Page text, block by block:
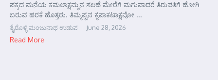
ಪಕ್ಕದ ಮನೆಯ ಕಮಲಾಕ್ಷಮ್ಮನ ಸಲಹೆ ಮೇರೆಗೆ ಮಗುವಾದರೆ ತಿರುಪತಿಗೆ ಹೋಗಿ
ಬರುವ ಹರಕೆ ಹೊತ್ತರು. ತಿಮ್ಮಪ್ಪನ ಕೃಪಾಕಟಾಕ್ಷವೋ ...
ತೈರೊಳ್ಳಿ ಮಂಜುನಾಥ ಉಡುಪ June 28, 2026
Read More